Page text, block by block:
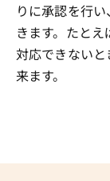
りに承認を行
きます。たと
対応できない
来ます。